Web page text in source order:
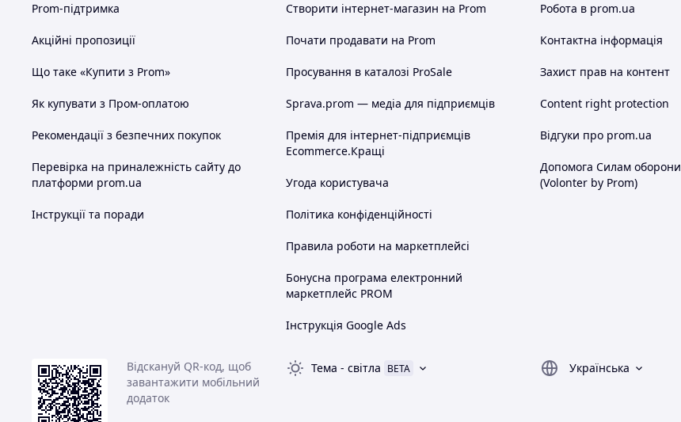
Prom-підтримка
Акційні пропозиції
Що таке «Купити з Prom»
Як купувати з Пром-оплатою
Рекомендації з безпечних покупок
Перевірка на приналежність сайту до
платформи prom.ua
Інструкції та поради
Створити інтернет-магазин на Prom
Почати продавати на Prom
Просування в каталозі ProSale
Sprava.prom — медіа для підприємців
Премія для інтернет-підприємців
Ecommerce.Кращі
Угода користувача
Політика конфіденційності
Правила роботи на маркетплейсі
Бонусна програма електронний
маркетплейс PROM
Інструкція Google Ads
Робота в prom.ua
Контактна інформація
Захист прав на контент
Content right protection
Відгуки про prom.ua
Допомога Силам оборони
(Volonter by Prom)
Відскануй QR-код, щоб
завантажити мобільний
додаток
Тема - світла BETA
Українська